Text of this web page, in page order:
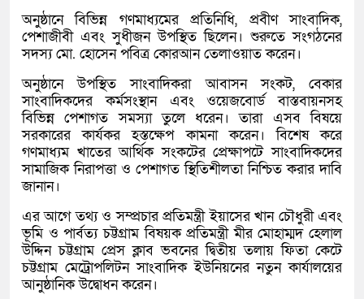
অনুষ্ঠানে বিভিন্ন গণমাধ্যমের প্রতিনিধি, প্রবীণ সাংবাদিক,
পেশাজীবী এবং সুধীজন উপস্থিত ছিলেন। শুরুতে সংগঠনের
সদস্য মো. হোসেন পবিত্র কোরআন তেলাওয়াত করেন।
অনুষ্ঠানে উপস্থিত সাংবাদিকরা আবাসন সংকট, বেকার
সাংবাদিকদের কর্মসংস্থান এবং ওয়েজবোর্ড বাস্তবায়নসহ
বিভিন্ন পেশাগত সমস্যা তুলে ধরেন। তারা এসব বিষয়ে
সরকারের কার্যকর হস্তক্ষেপ কামনা করেন। বিশেষ করে
গণমাধ্যম খাতের আর্থিক সংকটের প্রেক্ষাপটে সাংবাদিকদের
সামাজিক নিরাপত্তা ও পেশাগত স্থিতিশীলতা নিশ্চিত করার দাবি
জানান।
এর আগে তথ্য ও সম্প্রচার প্রতিমন্ত্রী ইয়াসের খান চৌধুরী এবং
ভূমি ও পার্বত্য চট্টগ্রাম বিষয়ক প্রতিমন্ত্রী মীর মোহাম্মদ হেলাল
উদ্দিন চট্টগ্রাম প্রেস ক্লাব ভবনের দ্বিতীয় তলায় ফিতা কেটে
চট্টগ্রাম মেট্রোপলিটন সাংবাদিক ইউনিয়নের নতুন কার্যালয়ের
আনুষ্ঠানিক উদ্বোধন করেন।